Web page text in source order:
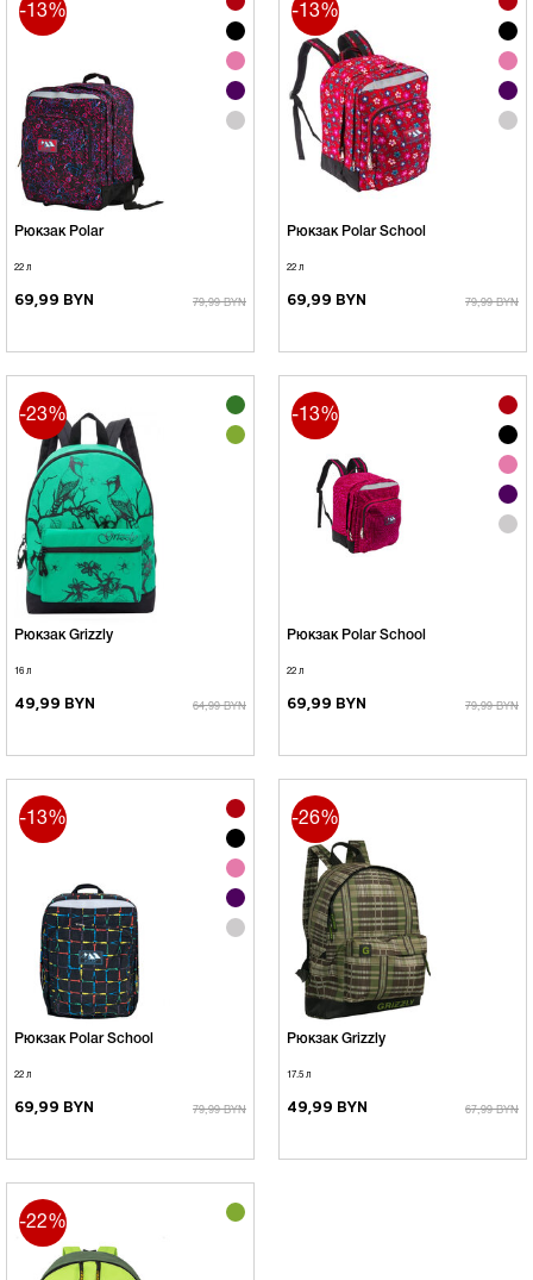
Рюкзак Polar
22 л
69,99 BYN 79,99 BYN
-13%
Рюкзак Polar School
22 л
69,99 BYN 79,99 BYN
-13%
Рюкзак Grizzly
16 л
49,99 BYN 64,99 BYN
-23%
Рюкзак Polar School
22 л
69,99 BYN 79,99 BYN
-13%
Рюкзак Polar School
22 л
69,99 BYN 79,99 BYN
-13%
Рюкзак Grizzly
17.5 л
49,99 BYN 67,99 BYN
-26%
-22%